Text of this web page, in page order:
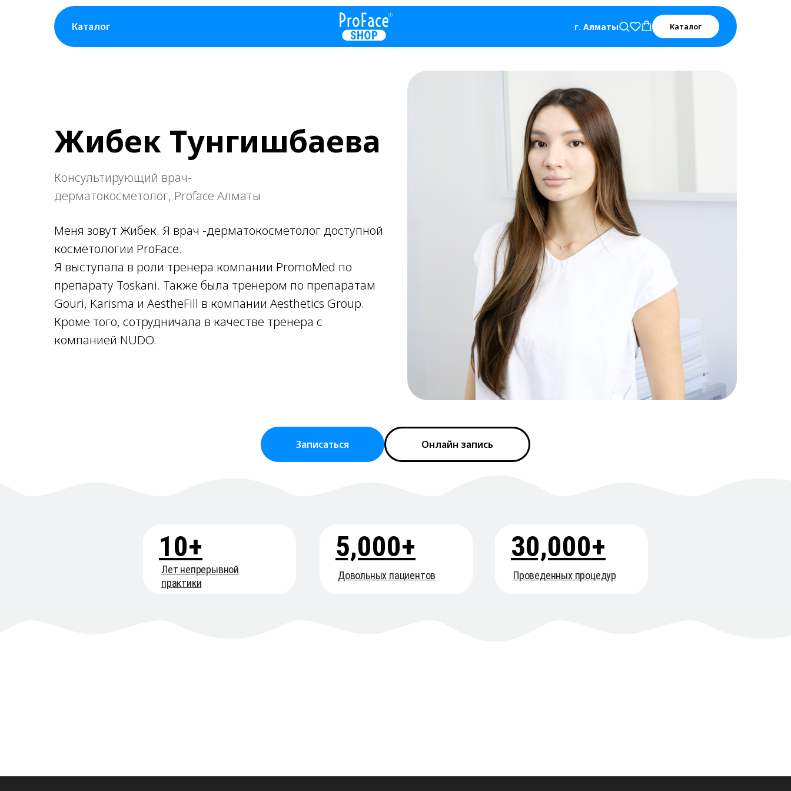
Каталог г. Алматы Каталог
Жибек Тунгишбаева
Консультирующий врач-
дерматокосметолог, Proface Алматы
Меня зовут Жибек. Я врач -дерматокосметолог доступной
косметологии ProFace.
Я выступала в роли тренера компании PromoMed по
препарату Toskani. Также была тренером по препаратам
Gouri, Karisma и AestheFill в компании Aesthetics Group.
Кроме того, сотрудничала в качестве тренера с
компанией NUDO.
Записаться Онлайн запись
Лет непрерывной
практики
10+
Довольных пациентов
5,000+
Проведенных процедур
30,000+